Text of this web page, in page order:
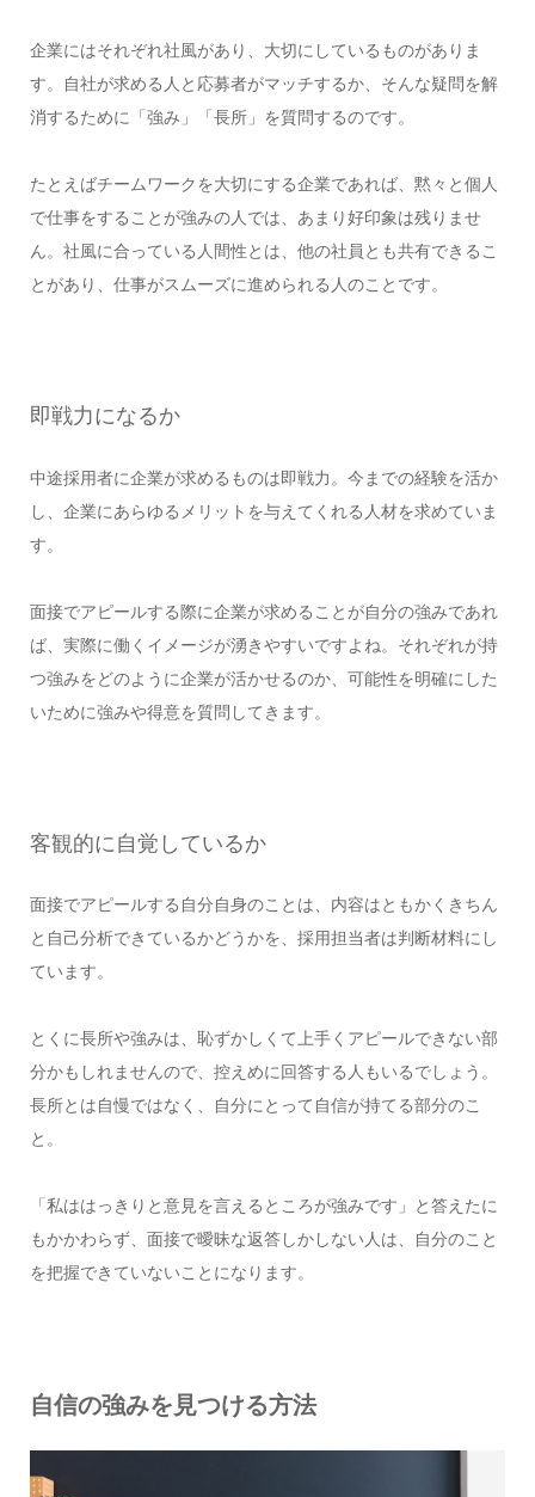
企業にはそれぞれ社風があり、大切にしているものがありま
す。自社が求める人と応募者がマッチするか、そんな疑問を解
消するために「強み」「長所」を質問するのです。
たとえばチームワークを大切にする企業であれば、黙々と個人
で仕事をすることが強みの人では、あまり好印象は残りませ
ん。社風に合っている人間性とは、他の社員とも共有できるこ
とがあり、仕事がスムーズに進められる人のことです。
即戦力になるか
中途採用者に企業が求めるものは即戦力。今までの経験を活か
し、企業にあらゆるメリットを与えてくれる人材を求めていま
す。
面接でアピールする際に企業が求めることが自分の強みであれ
ば、実際に働くイメージが湧きやすいですよね。それぞれが持
つ強みをどのように企業が活かせるのか、可能性を明確にした
いために強みや得意を質問してきます。
客観的に自覚しているか
面接でアピールする自分自身のことは、内容はともかくきちん
と自己分析できているかどうかを、採用担当者は判断材料にし
ています。
とくに長所や強みは、恥ずかしくて上手くアピールできない部
分かもしれませんので、控えめに回答する人もいるでしょう。
長所とは自慢ではなく、自分にとって自信が持てる部分のこ
と。
「私ははっきりと意見を言えるところが強みです」と答えたに
もかかわらず、面接で曖昧な返答しかしない人は、自分のこと
を把握できていないことになります。
自信の強みを見つける方法